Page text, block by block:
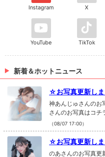
Instagram X
YouTube TikTok
新着＆ホットニュース
☆お写真更新し
神あんじゅさんのお
さんのお写真はコチ
（08/07 17:00）
☆お写真更新し
のあさんのお写真更